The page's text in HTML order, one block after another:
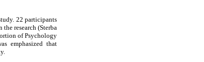
22 participants
research (Sterba
of Psychology
emphasized that